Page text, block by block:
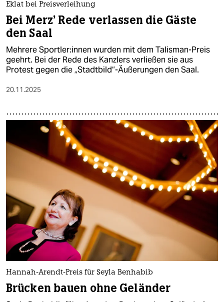
Eklat bei Preisverleihung
Bei Merz' Rede verlassen die Gäste
den Saal
Mehrere Sport­le­r:in­nen wurden mit dem Talisman-Preis
geehrt. Bei der Rede des Kanzlers verließen sie aus
Protest gegen die „Stadtbild“-Äußerungen den Saal.
20.11.2025
Hannah-Arendt-Preis für Seyla Benhabib
Brücken bauen ohne Geländer